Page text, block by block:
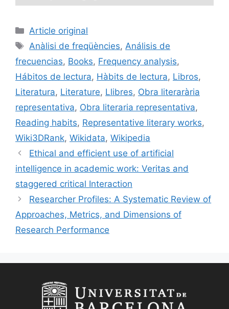
Categories
Article original
Tags
Anàlisi de freqüències, Análisis de
frecuencias, Books, Frequency analysis,
Hábitos de lectura, Hàbits de lectura, Libros,
Literatura, Literature, Llibres, Obra literarària
representativa, Obra literaria representativa,
Reading habits, Representative literary works,
Wiki3DRank, Wikidata, Wikipedia
Ethical and efficient use of artificial
intelligence in academic work: Veritas and
staggered critical Interaction
Researcher Profiles: A Systematic Review of
Approaches, Metrics, and Dimensions of
Research Performance